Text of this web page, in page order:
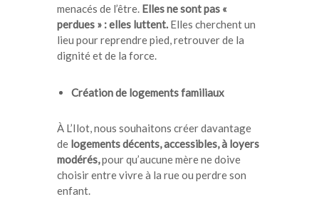
menacés de l’être. Elles ne sont pas «
perdues » : elles luttent. Elles cherchent un
lieu pour reprendre pied, retrouver de la
dignité et de la force.
Création de logements familiaux
À L’Ilot, nous souhaitons créer davantage
de logements décents, accessibles, à loyers
modérés,pour qu’aucune mère ne doive
choisir entre vivre à la rue ou perdre son
enfant.